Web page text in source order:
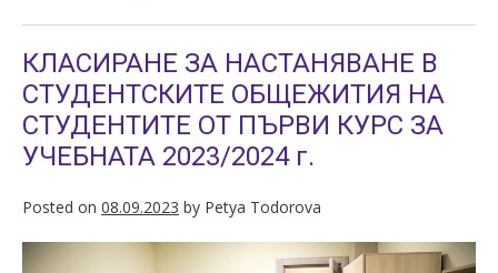
КЛАСИРАНЕ ЗА НАСТАНЯВАНЕ В
СТУДЕНТСКИТЕ ОБЩЕЖИТИЯ НА
СТУДЕНТИТЕ ОТ ПЪРВИ КУРС ЗА
УЧЕБНАТА 2023/2024 г.
Posted on 08.09.2023 by Petya Todorova